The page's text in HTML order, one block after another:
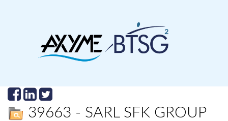
39663 - SARL SFK GROUP